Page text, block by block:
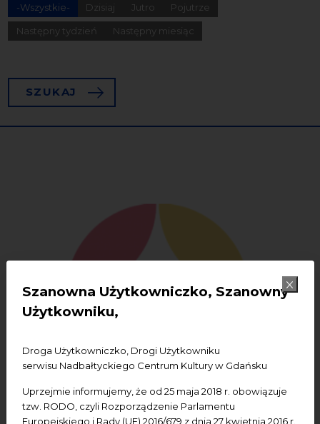
Szanowna Użytkowniczko, Szanowny
Użytkowniku,
Droga Użytkowniczko, Drogi Użytkowniku
serwisu Nadbałtyckiego Centrum Kultury w Gdańsku
Uprzejmie informujemy, że od 25 maja 2018 r. obowiązuje
tzw. RODO, czyli Rozporządzenie Parlamentu
Europejskiego i Rady (UE) 2016/679 z dnia 27 kwietnia 2016 r.
-Wszystkie- Dzisiaj Jutro Pojutrze
Następny tydzień Następny miesiąc
SZUKAJ
22